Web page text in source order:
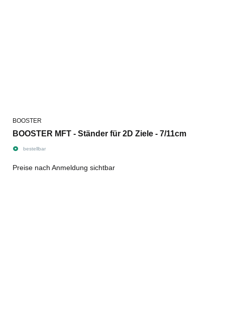
BOOSTER
BOOSTER MFT - Ständer für 2D Ziele - 7/11cm
bestellbar
Preise nach Anmeldung sichtbar